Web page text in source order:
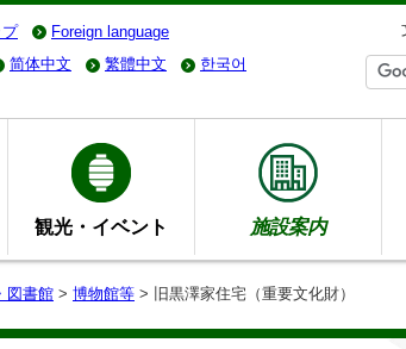
Foreign language
简体中文 繁體中文 한국어
観光・イベント 施設案内
図書館 > 博物館等 > 旧黒澤家住宅（重要文化財）